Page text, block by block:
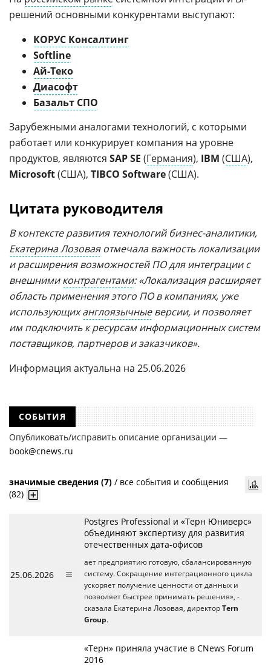
решений основными конкурентами выступают:
КОРУС Консалтинг
Softline
Ай-Теко
Диасофт
Базальт СПО
Зарубежными аналогами технологий, с которыми
работает или конкурирует компания на уровне
продуктов, являются SAP SE (Германия), IBM (США),
Microsoft(США), TIBCO Software(США).
Цитата руководителя
В контексте развития технологий бизнес-аналитики,
Екатерина Лозоваяотмечала важность локализации
и расширения возможностей ПО для интеграции с
внешнимиконтрагентами: «Локализация расширяет
область применения этого ПО в компаниях, уже
использующиханглоязычныеверсии, и позволяет
им подключить к ресурсам информационных систем
поставщиков, партнеров и заказчиков».
Информация актуальна на 25.06.2026
СОБЫТИЯ
Опубликовать/исправить описание организации —
book@cnews.ru
значимые сведения (7) / все события и сообщения
(82)
25.06.2026
Postgres Professional и «Терн Юниверс»
объединяют экспертизу для развития
отечественных дата-офисов
ает предприятию готовую, сбалансированную
систему. Сокращение интеграционного цикла
ускоряет получение ценности от данных и
позволяет быстрее принимать решения», -
сказала Екатерина Лозовая, директор Tern
Group.
«Терн» приняла участие в CNews Forum
2016